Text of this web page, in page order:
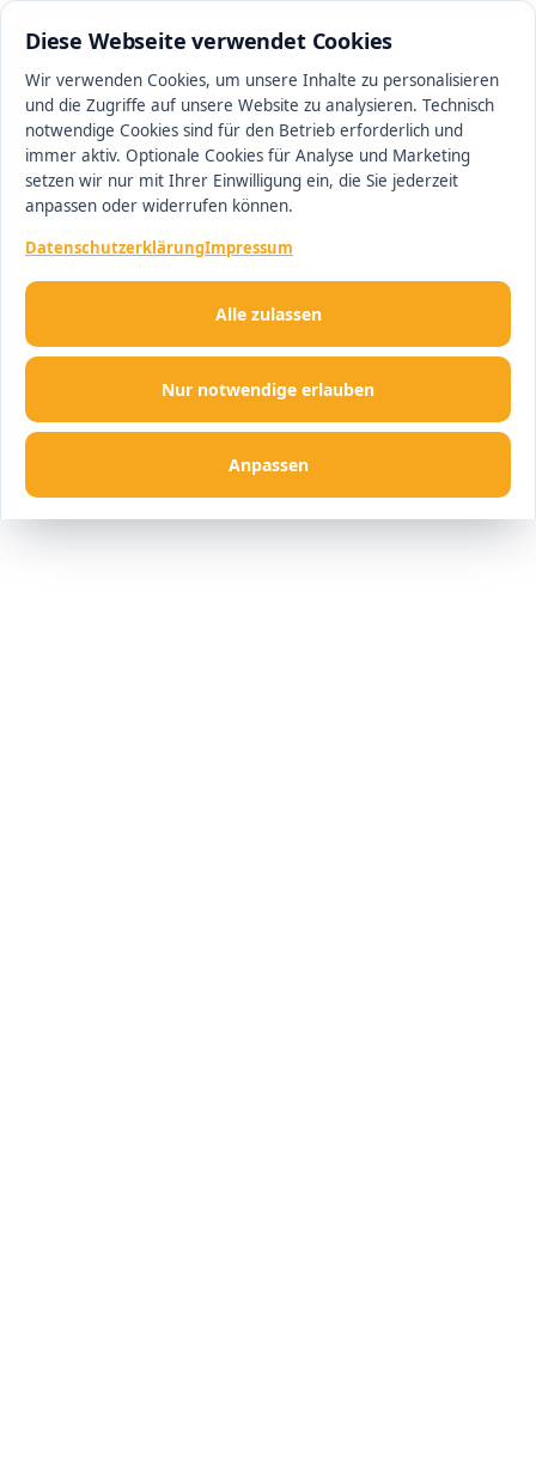
Diese Webseite verwendet Cookies
Wir verwenden Cookies, um unsere Inhalte zu personalisieren
und die Zugriffe auf unsere Website zu analysieren. Technisch
notwendige Cookies sind für den Betrieb erforderlich und
immer aktiv. Optionale Cookies für Analyse und Marketing
setzen wir nur mit Ihrer Einwilligung ein, die Sie jederzeit
anpassen oder widerrufen können.
DatenschutzerklärungImpressum
Nur notwendige erlauben
Anpassen
Alle zulassen